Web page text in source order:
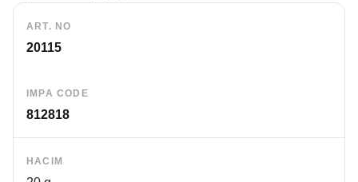
ART. NO
20115
IMPA CODE
812818
HACIM